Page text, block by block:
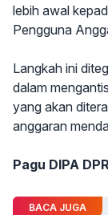
lebih awal
Pengguna
Langkah ini
dalam
yang akan
anggaran
Pagu DIPA
BACA JUGA